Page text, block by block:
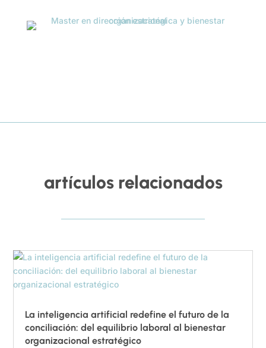
artículos relacionados
La inteligencia artificial redefine el futuro de la
conciliación: del equilibrio laboral al bienestar
organizacional estratégico